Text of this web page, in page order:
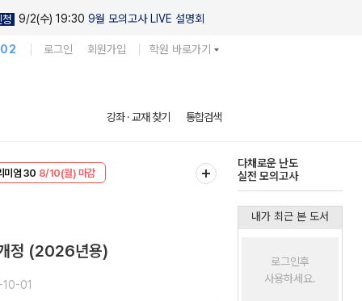
청 9/2(수) 19:30 9월 모의고사 LIVE 설명회
로그인 회원가입 학원 바로가기
강좌 · 교재 찾기 통합검색
8/10(월) 마감
다채로운 난도
실전 모의고사
정 (2026년용)
01
내가 최근 본 도서
로그인후
사용하세요.